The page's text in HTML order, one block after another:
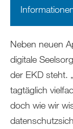
Neben neuen
digitale
der EKD steht.
tagtäglich
doch wie wir